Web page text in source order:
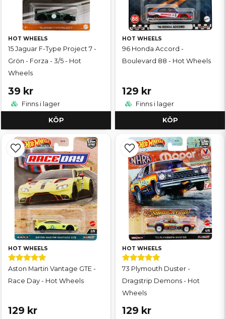
HOT WHEELS
15 Jaguar F-Type Project 7 -
Grön - Forza - 3/5 - Hot
Wheels
39 kr
Finns i lager
KÖP
HOT WHEELS
96 Honda Accord -
Boulevard 88 - Hot Wheels
129 kr
Finns i lager
KÖP
HOT WHEELS
Aston Martin Vantage GTE -
Race Day - Hot Wheels
129 kr
HOT WHEELS
73 Plymouth Duster -
Dragstrip Demons - Hot
Wheels
129 kr